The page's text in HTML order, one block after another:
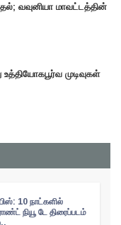
வவுனியா மாவட்டத்தின்
முடிவுகள்
10 நாட்களில்
நியூ டே திரைப்படம்